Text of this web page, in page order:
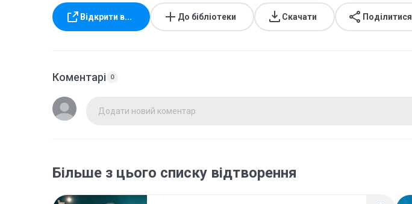
Відкрити в... До бібліотеки Скачати Поділитися
Коментарі 0
Додати новий коментар
Більше з цього списку відтворення